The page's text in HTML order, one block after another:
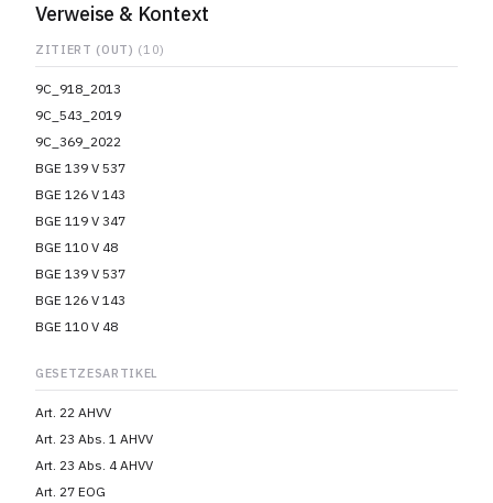
Verweise & Kontext
ZITIERT (OUT) (10)
9C_918_2013
9C_543_2019
9C_369_2022
BGE 139 V 537
BGE 126 V 143
BGE 119 V 347
BGE 110 V 48
BGE 139 V 537
BGE 126 V 143
BGE 110 V 48
GESETZESARTIKEL
Art. 22 AHVV
Art. 23 Abs. 1 AHVV
Art. 23 Abs. 4 AHVV
Art. 27 EOG